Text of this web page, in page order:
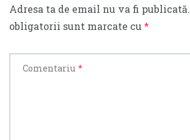
Adresa ta de email nu va fi publicată.
obligatorii sunt marcate cu *
Comentariu *